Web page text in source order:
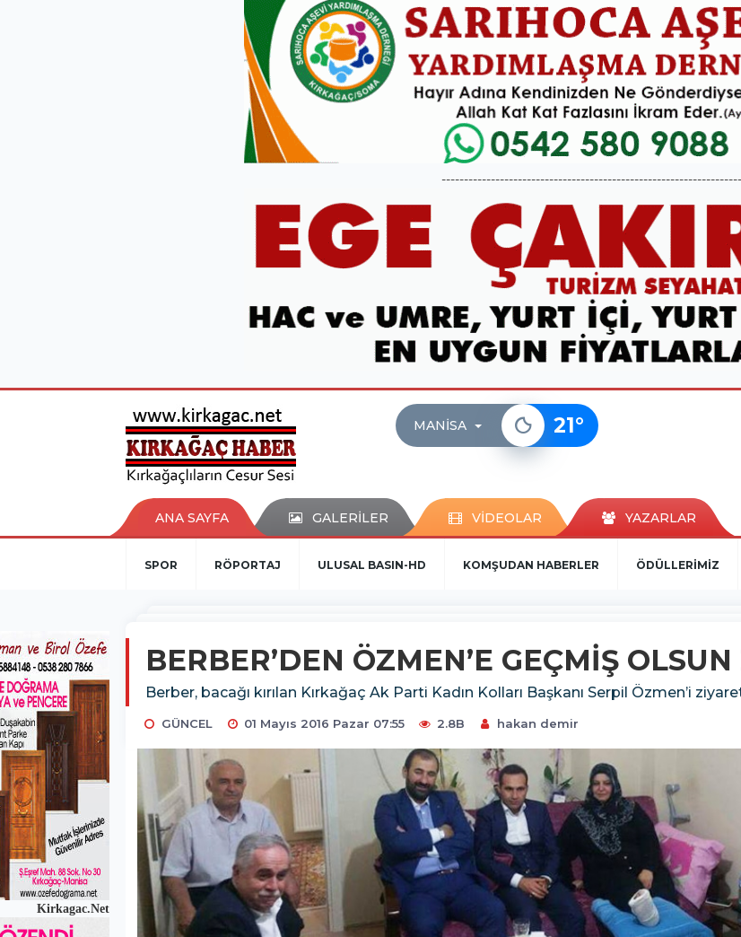
MANISA 21°
ANA SAYFA GALERİLER VİDEOLAR YAZARLAR
SPOR RÖPORTAJ ULUSAL BASIN-HD KOMŞUDAN HABERLER ÖDÜLLERİMİZ
BERBER’DEN ÖZMEN’E GEÇMİŞ
Berber, bacağı kırılan Kırkağaç Ak Parti Kadın Kolları Başkanı Serpil Özmen’i
GÜNCEL 01 Mayıs 2016 Pazar 07:55 2.8B hakan demir
Kirkagac.Net